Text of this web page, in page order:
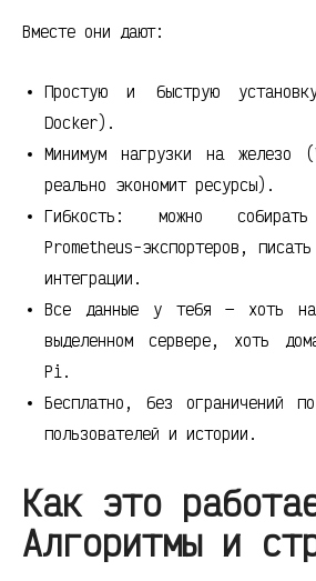
Вместе они дают:
Простую и быструю
Docker).
Минимум нагрузки на железо
реально экономит ресурсы).
Гибкость: можно
Prometheus-экспортеров,
интеграции.
Все данные у тебя — хоть
выделенном сервере, хоть
Pi.
Бесплатно, без ограничений
пользователей и истории.
Как это
Алгоритмы и